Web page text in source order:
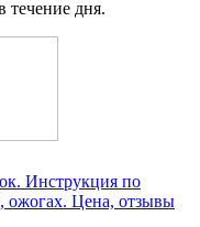
течение дня.
Инструкция по
ожогах. Цена, отзывы